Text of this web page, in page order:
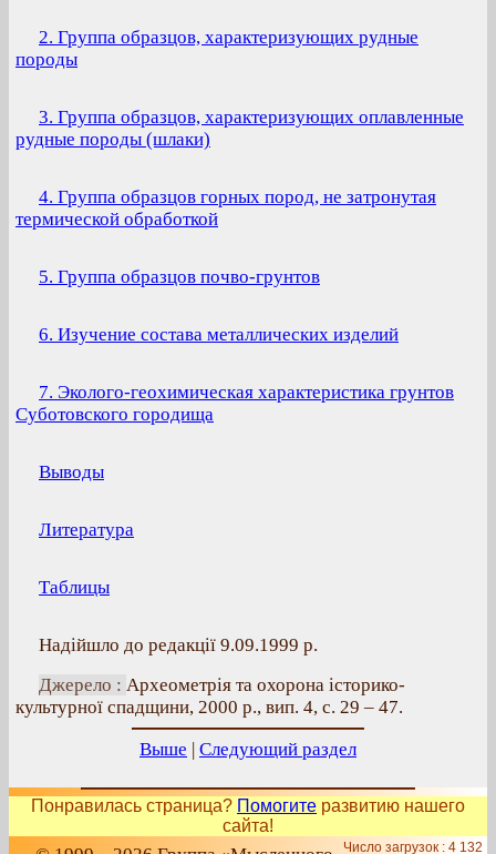
2. Группа образцов, характеризующих рудные
породы
3. Группа образцов, характеризующих оплавленные
рудные породы (шлаки)
4. Группа образцов горных пород, не затронутая
термической обработкой
5. Группа образцов почво-грунтов
6. Изучение состава металлических изделий
7. Эколого-геохимическая характеристика грунтов
Суботовского городища
Выводы
Литература
Таблицы
Надійшло до редакції 9.09.1999 р.
Джерело : Археометрія та охорона історико-
культурної спадщини, 2000 р., вип. 4, с. 29 – 47.
Выше | Следующий раздел
Понравилась страница? Помогите развитию нашего
сайта!
Число загрузок : 4 132